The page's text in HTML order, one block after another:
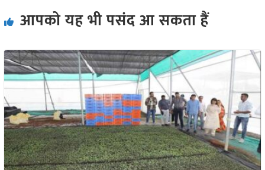
आपको यह भी पसंद आ सकता हैं